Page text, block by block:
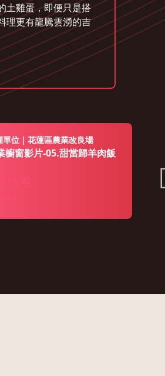
土雞蛋，即便只是搭
理更有龍騰雲湧的吉
單位｜花蓮區農業改良場
櫥窗影片-05.甜當歸羊肉飯